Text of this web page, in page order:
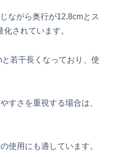
ながら奥行が12.8cmとス
されています。
若干長くなっており、使
すさを重視する場合は、
使用にも適しています。